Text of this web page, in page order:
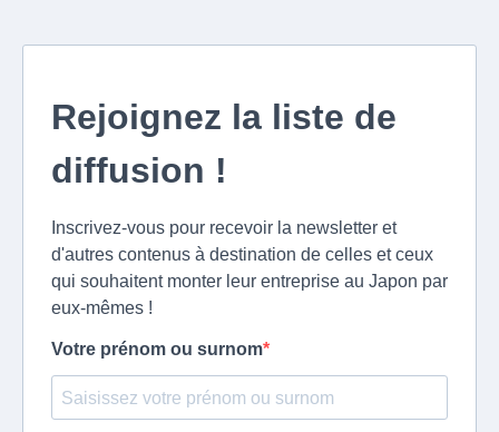
Rejoignez la liste de
diffusion !
Inscrivez-vous pour recevoir la newsletter et
d'autres contenus à destination de celles et ceux
qui souhaitent monter leur entreprise au Japon par
eux-mêmes !
Votre prénom ou surnom